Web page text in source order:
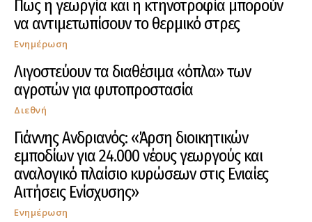
Πως η γεωργία και η κτηνοτροφία μπορούν
να αντιμετωπίσουν το θερμικό στρες
Ενημέρωση
Λιγοστεύουν τα διαθέσιμα «όπλα» των
αγροτών για φυτοπροστασία
Διεθνή
Γιάννης Ανδριανός: «Άρση διοικητικών
εμποδίων για 24.000 νέους γεωργούς και
αναλογικό πλαίσιο κυρώσεων στις Ενιαίες
Αιτήσεις Ενίσχυσης»
Ενημέρωση